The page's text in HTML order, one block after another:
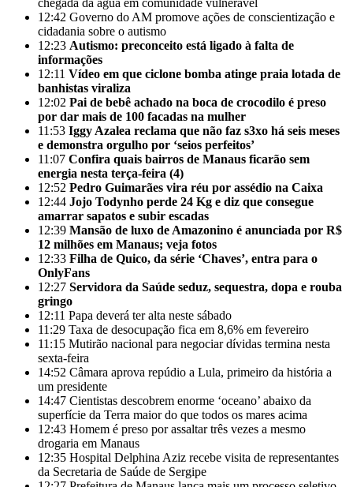
chegada da água em comunidade vulnerável
12:42 Governo do AM promove ações de conscientização e
cidadania sobre o autismo
12:23 Autismo: preconceito está ligado à falta de
informações
12:11 Vídeo em que ciclone bomba atinge praia lotada de
banhistas viraliza
12:02 Pai de bebê achado na boca de crocodilo é preso
por dar mais de 100 facadas na mulher
11:53 Iggy Azalea reclama que não faz s3xo há seis meses
e demonstra orgulho por ‘seios perfeitos’
11:07 Confira quais bairros de Manaus ficarão sem
energia nesta terça-feira (4)
12:52 Pedro Guimarães vira réu por assédio na Caixa
12:44 Jojo Todynho perde 24 Kg e diz que consegue
amarrar sapatos e subir escadas
12:39 Mansão de luxo de Amazonino é anunciada por R$
12 milhões em Manaus; veja fotos
12:33 Filha de Quico, da série ‘Chaves’, entra para o
OnlyFans
12:27 Servidora da Saúde seduz, sequestra, dopa e rouba
gringo
12:11 Papa deverá ter alta neste sábado
11:29 Taxa de desocupação fica em 8,6% em fevereiro
11:15 Mutirão nacional para negociar dívidas termina nesta
sexta-feira
14:52 Câmara aprova repúdio a Lula, primeiro da história a
um presidente
14:47 Cientistas descobrem enorme ‘oceano’ abaixo da
superfície da Terra maior do que todos os mares acima
12:43 Homem é preso por assaltar três vezes a mesmo
drogaria em Manaus
12:35 Hospital Delphina Aziz recebe visita de representantes
da Secretaria de Saúde de Sergipe